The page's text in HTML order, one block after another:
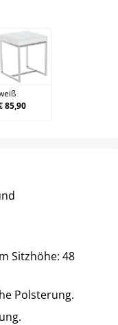
weiß
85,90
Sitzhöhe: 48
Polsterung.